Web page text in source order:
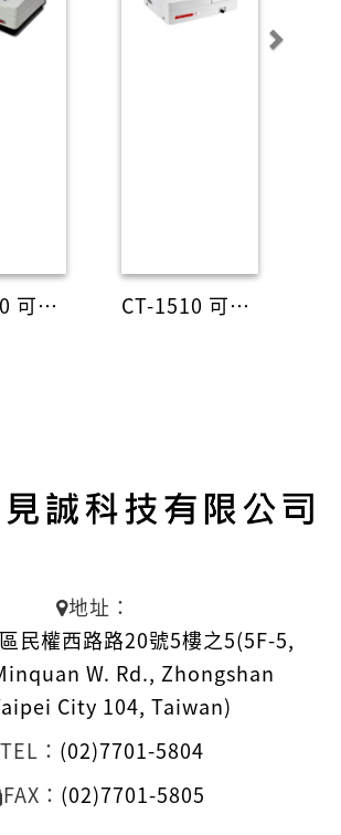
CT-2300 可見光分光光度計 CT-1510 可見光分光光度計
地址：
民權西路路20號5樓之5(5F-5,
W. Rd., Zhongshan
City 104, Taiwan)
TEL： (02)7701-5804
FAX： (02)7701-5805